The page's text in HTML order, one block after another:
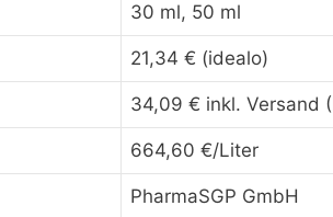
30 ml, 50 ml
21,34 € (idealo)
34,09 € inkl. Versand
664,60 €/Liter
PharmaSGP GmbH